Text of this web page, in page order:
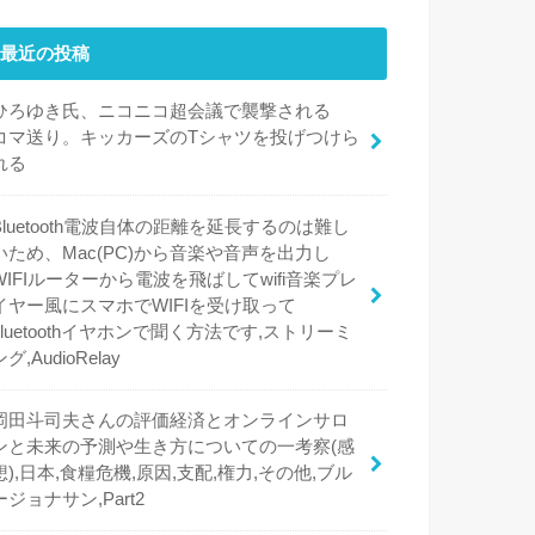
最近の投稿
ろゆき氏、ニコニコ超会議で襲撃される
マ送り。キッカーズのTシャツを投げつけら
る
電波自体の距離を延長するのは難し
ため、Mac(PC)から音楽や音声を出力し
ルーターから電波を飛ばしてwifi音楽プレ
ヤー風にスマホでWIFIを受け取って
イヤホンで聞く方法です,ストリーミ
グ,AudioRelay
田斗司夫さんの評価経済とオンラインサロ
と未来の予測や生き方についての一考察(感
),日本,食糧危機,原因,支配,権力,その他,ブル
ジョナサン,Part2